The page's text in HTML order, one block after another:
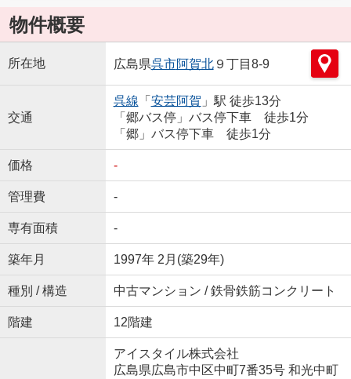
物件概要
所在地 広島県呉市阿賀北９丁目8-9
交通
呉線 「 安芸阿賀 」駅 徒歩13分
「郷バス停」バス停下車 徒歩1分
「郷」バス停下車 徒歩1分
価格 -
管理費 -
専有面積 -
築年月 1997年 2月(築29年)
種別 / 構造 中古マンション / 鉄骨鉄筋コンクリート
階建 12階建
アイスタイル株式会社
広島県広島市中区中町7番35号 和光中町